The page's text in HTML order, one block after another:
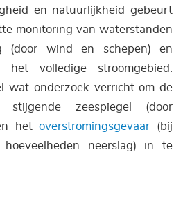
en natuurlijkheid gebeurt
monitoring van waterstanden
(door wind en schepen) en
het volledige stroomgebied.
wat onderzoek verricht om de
zeespiegel (door
hetoverstromingsgevaar (bij
neerslag) in te